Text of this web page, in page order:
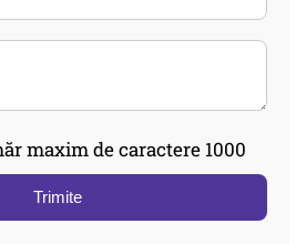
maxim de caractere 1000
Trimite